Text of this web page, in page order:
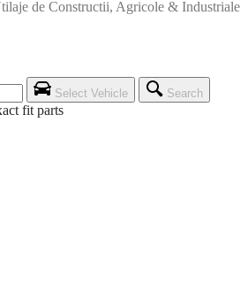
de Constructii, Agricole & Industriale
Select Vehicle Search
fit parts